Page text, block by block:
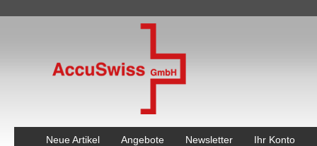
Neue Artikel Angebote Newsletter Ihr Konto